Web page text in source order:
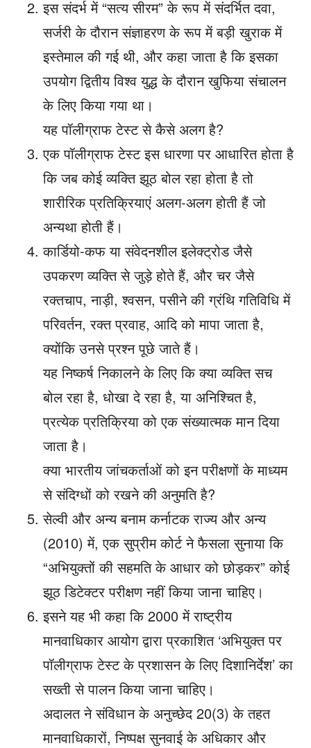
इस संदर्भ में “सत्य सीरम” के रूप में संदर्भित दवा,
सर्जरी के दौरान संज्ञाहरण के रूप में बड़ी खुराक में
इस्तेमाल की गई थी, और कहा जाता है कि इसका
उपयोग द्वितीय विश्व युद्ध के दौरान खुफिया संचालन
के लिए किया गया था।
यह पॉलीग्राफ टेस्ट से कैसे अलग है?
एक पॉलीग्राफ टेस्ट इस धारणा पर आधारित होता है
कि जब कोई व्यक्ति झूठ बोल रहा होता है तो
शारीरिक प्रतिक्रियाएं अलग-अलग होती हैं जो
अन्यथा होती हैं।
कार्डियो-कफ या संवेदनशील इलेक्ट्रोड जैसे
उपकरण व्यक्ति से जुड़े होते हैं, और चर जैसे
रक्तचाप, नाड़ी, श्वसन, पसीने की ग्रंथि गतिविधि में
परिवर्तन, रक्त प्रवाह, आदि को मापा जाता है,
क्योंकि उनसे प्रश्न पूछे जाते हैं।
यह निष्कर्ष निकालने के लिए कि क्या व्यक्ति सच
बोल रहा है, धोखा दे रहा है, या अनिश्चित है,
प्रत्येक प्रतिक्रिया को एक संख्यात्मक मान दिया
जाता है।
क्या भारतीय जांचकर्ताओं को इन परीक्षणों के माध्यम
से संदिग्धों को रखने की अनुमति है?
सेल्वी और अन्य बनाम कर्नाटक राज्य और अन्य
(2010) में, एक सुप्रीम कोर्ट ने फैसला सुनाया कि
“अभियुक्तों की सहमति के आधार को छोड़कर” कोई
झूठ डिटेक्टर परीक्षण नहीं किया जाना चाहिए।
इसने यह भी कहा कि 2000 में राष्ट्रीय
मानवाधिकार आयोग द्वारा प्रकाशित ‘अभियुक्त पर
पॉलीग्राफ टेस्ट के प्रशासन के लिए दिशानिर्देश’ का
सख्ती से पालन किया जाना चाहिए।
अदालत ने संविधान के अनुच्छेद 20(3) के तहत
मानवाधिकारों, निष्पक्ष सुनवाई के अधिकार और